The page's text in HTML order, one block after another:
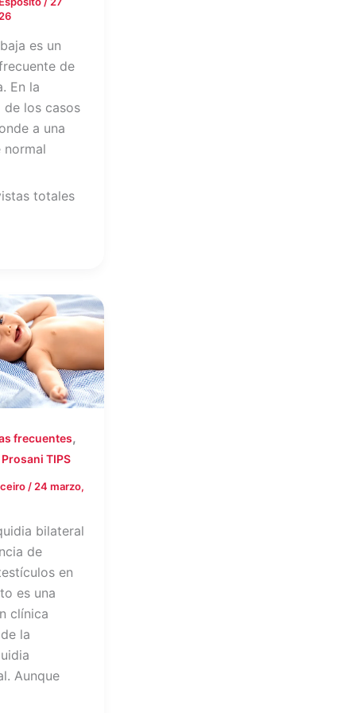
es un
de
En la
de los casos
a una
normal
totales
frecuentes,
Prosani TIPS
/ 24 marzo,
bilateral
de
en
es una
clínica
la
Aunque